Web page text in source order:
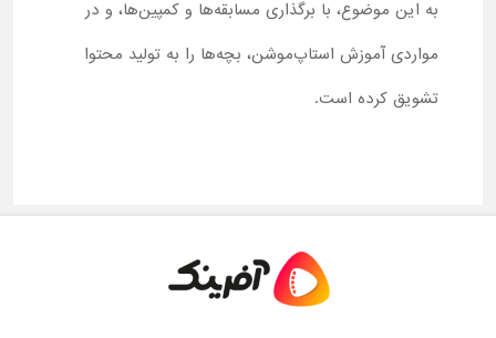
به این موضوع، با برگذاری مسابقه‌ها و کمپین‌ها، و در
مواردی آموزش استاپ‌موشن، بچه‌ها را به تولید محتوا
تشویق کرده است.